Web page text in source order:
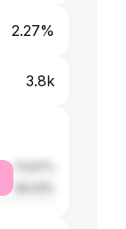
2.27%
3.8k